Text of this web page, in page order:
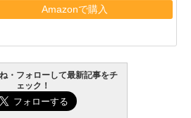
Amazonで購入
・フォローして最新記事をチ
ェック！